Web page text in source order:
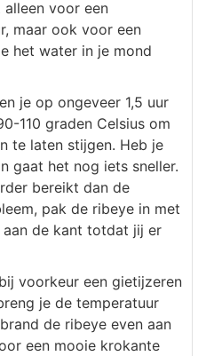
voor een
maar ook voor een
het water in je mond
je op ongeveer 1,5 uur
110 graden Celsius om
te laten stijgen. Heb je
gaat het nog iets sneller.
bereikt dan de
pak de ribeye in met
de kant totdat jij er
voorkeur een gietijzeren
je de temperatuur
de ribeye even aan
een mooie krokante